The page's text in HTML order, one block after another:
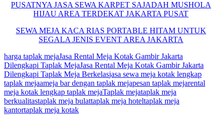
PUSATNYA JASA SEWA KARPET SAJADAH MUSHOLA
HIJAU AREA TERDEKAT JAKARTA PUSAT
SEWA MEJA KACA RIAS PORTABLE HITAM UNTUK
SEGALA JENIS EVENT AREA JAKARTA
harga taplak mejaJasa Rental Meja Kotak Gambir Jakarta
Dilengkapi Taplak MejaJasa Rental Meja Kotak Gambir Jakarta
Dilengkapi Taplak Meja Berkelasjasa sewa meja kotak lengkap
taplak mejaameja bar dengan taplak mejapesan taplak mejarental
meja kotak lengkap taplak mejaTaplak mejataplak meja
berkualitastaplak meja bulattaplak meja hoteltaplak meja
kantortaplak meja kotak